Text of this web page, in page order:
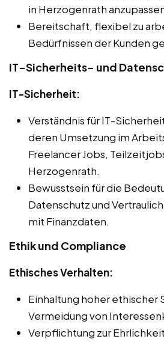
in Herzogenrath
Bereitschaft, flexibel zu
Bedürfnissen der Kunden
IT-Sicherheits- und
IT-Sicherheit:
Verständnis für IT-
deren Umsetzung im
Freelancer Jobs,
Herzogenrath.
Bewusstsein für die
Datenschutz und
mit Finanzdaten.
Ethik und Compliance
Ethisches Verhalten:
Einhaltung hoher ethischer
Vermeidung von
Verpflichtung zur